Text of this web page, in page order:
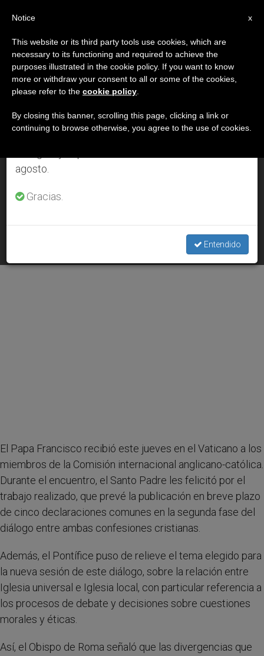
DÍA
Abril 30th, 2015
ÚLTIMAS NOTICIAS
Los cristianos perseguidos invitan a una nueva era para el
APR 30, 2015 00:00
El Papa Francisco recibió este jueves en el Vaticano a los
miembros de la Comisión internacional anglicano-católica.
Durante el encuentro, el Santo Padre les felicitó por el
trabajo realizado, que prevé la publicación en breve plazo
de cinco declaraciones comunes en la segunda fase del
diálogo entre ambas confesiones cristianas.
Además, el Pontífice puso de relieve el tema elegido para
la nueva sesión de este diálogo, sobre la relación entre
Iglesia universal e Iglesia local, con particular referencia a
los procesos de debate y decisiones sobre cuestiones
morales y éticas.
Así, el Obispo de Roma señaló que las divergencias que
×
Aviso importante
Del 27 de julio al 7 de agosto haremos la pausa
anual, aprovechando que en el periodo de verano
se generan menos informaciones y también el
agosto.
Gracias.
Entendido
x
Notice
This website or its third party tools use cookies, which are
necessary to its functioning and required to achieve the
purposes illustrated in the cookie policy. If you want to know
more or withdraw your consent to all or some of the cookies,
please refer to the cookie policy
By closing this banner, scrolling this page, clicking a link or
continuing to browse otherwise, you agree to the use of cookies.